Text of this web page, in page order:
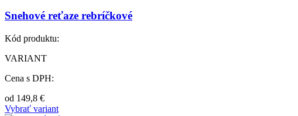
Snehové reťaze rebríčkové
Kód produktu:
VARIANT
Cena s DPH:
od 149,8 €
Vybrať variant